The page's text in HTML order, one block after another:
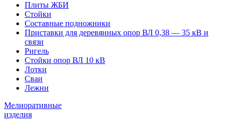
Плиты ЖБИ
Стойки
Составные подножники
Приставки для деревянных опор ВЛ 0,38 — 35 кВ и
связи
Ригель
Стойки опор ВЛ 10 кВ
Лотки
Сваи
Лежни
Мелиоративные
изделия